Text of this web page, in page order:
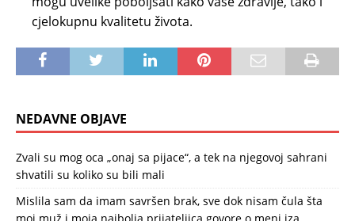
cjelokupnu kvalitetu života.
NEDAVNE OBJAVE
Zvali su mog oca „onaj sa pijace“, a tek na njegovoj sahrani
shvatili su koliko su bili mali
Mislila sam da imam savršen brak, sve dok nisam čula šta